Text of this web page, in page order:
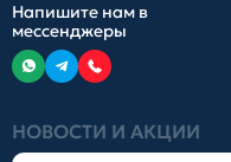
НОВОСТИ И АКЦИИ
Напишите нам в
мессенджеры